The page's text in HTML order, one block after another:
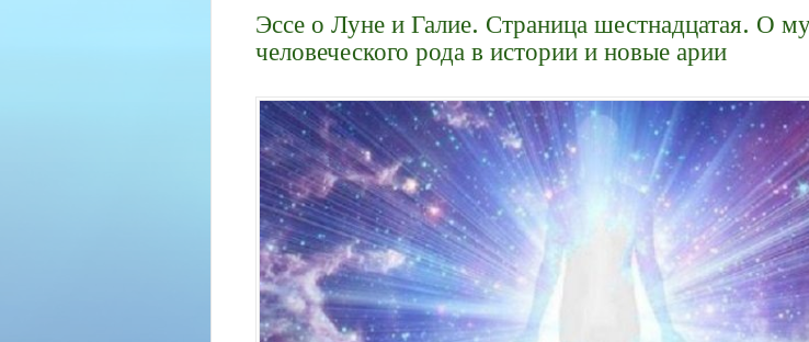
Эссе о Луне и Галие. Страница шестнадцатая. О
человеческого рода в истории и новые арии